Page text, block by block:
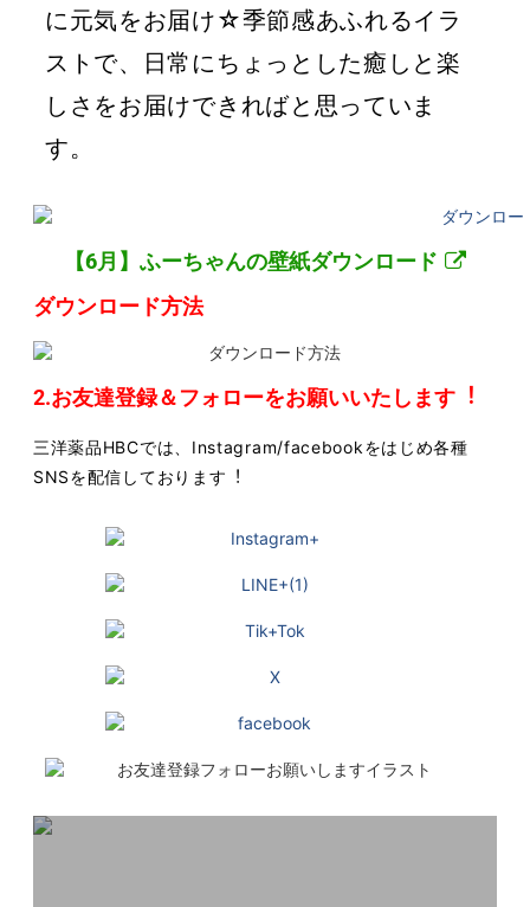
に元気をお届け☆季節感あふれるイラ
ストで、⽇常にちょっ とした癒しと楽
しさをお届けできればと 思っていま
す。
【6⽉】ふーちゃんの壁紙ダウンロード
ダウンロード方法
2.お友達登録＆フォローをお願いいたします︕
三洋薬品HBCでは、Instagram/facebookをはじめ各種
SNSを配信しております︕